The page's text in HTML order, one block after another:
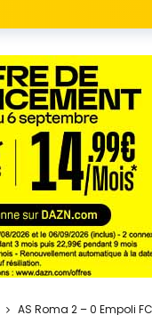
AS Roma 2 – 0 Empoli